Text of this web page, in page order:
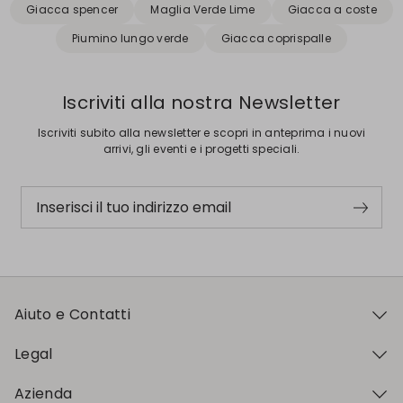
Giacca spencer
Maglia Verde Lime
Giacca a coste
Piumino lungo verde
Giacca coprispalle
Iscriviti alla nostra Newsletter
Iscriviti subito alla newsletter e scopri in anteprima i nuovi
arrivi, gli eventi e i progetti speciali.
Inserisci il tuo indirizzo email
Aiuto e Contatti
Legal
Azienda